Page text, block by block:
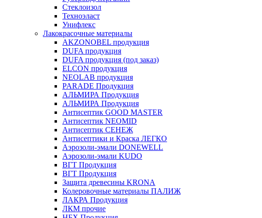
Стеклоизол
Техноэласт
Унифлекс
Лакокрасочные материалы
AKZONOBEL продукция
DUFA продукция
DUFA продукция (под заказ)
ELCON продукция
NEOLAB продукция
PARADE Продукция
АЛЬМИРА Продукция
АЛЬМИРА Продукция
Антисептик GOOD MASTER
Антисептик NEOMID
Антисептик СЕНЕЖ
Антисептики и Краска ЛЕГКО
Аэрозоли-эмали DONEWELL
Аэрозоли-эмали KUDO
ВГТ Продукция
ВГТ Продукция
Защита древесины KRONA
Колеровочные материалы ПАЛИЖ
ЛАКРА Продукция
ЛКМ прочие